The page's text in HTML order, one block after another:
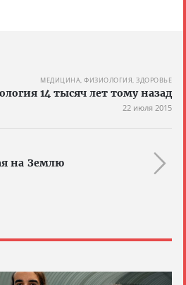
МЕДИЦИНА, ФИЗИОЛОГИЯ, ЗДОРОВЬЕ
14 тысяч лет тому назад
22 июля 2015
на Землю